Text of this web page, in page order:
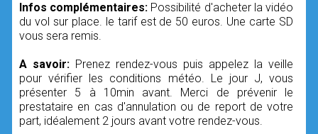
Infos complémentaires: Possibilité d'acheter la vidéo
du vol sur place. le tarif est de 50 euros. Une carte SD
vous sera remis.
A savoir: Prenez rendez-vous puis appelez la veille
pour vérifier les conditions météo. Le jour J, vous
présenter 5 à 10min avant. Merci de prévenir le
prestataire en cas d'annulation ou de report de votre
part, idéalement 2 jours avant votre rendez-vous.